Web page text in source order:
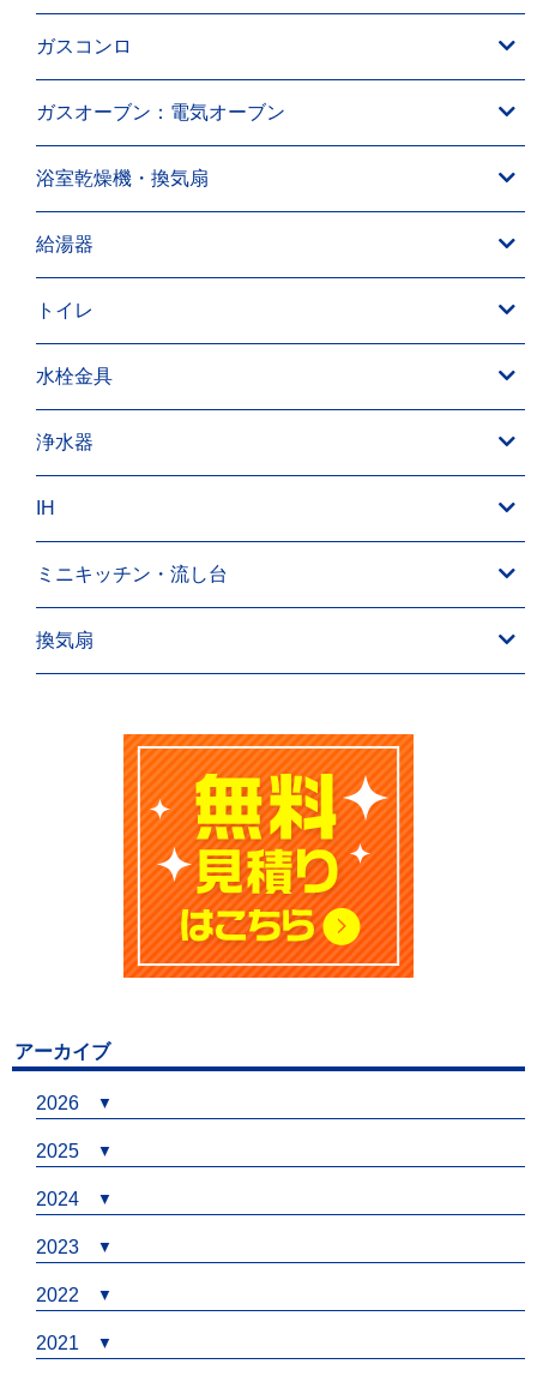
ガスコンロ
ガスオーブン：電気オーブン
浴室乾燥機・換気扇
給湯器
トイレ
水栓金具
浄水器
IH
ミニキッチン・流し台
換気扇
アーカイブ
2026
2025
2024
2023
2022
2021